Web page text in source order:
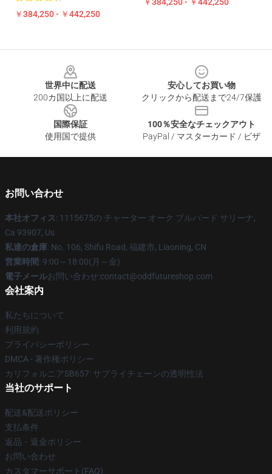
￥384,250 - ￥442,250
世界中に配送
200カ国以上に配送
安心してお買い物
クリックから配送まで24/7保護
国際保証
使用国で提供
100％安全なチェックアウト
PayPal / マスターカード / ビザ
お問い合わせ
本社オフィス: 1115675の チャーター オーク ブルバード サリーナ,
Ca 93907, Us
私達の倉庫: No. 106, Shifu Road, 福建市, Liaoning, CN
営業時間: 9:00～18:00(月～金)
電子メールお問い合わせ:contact@oddfutureshop.com
会社案内
私たちについて
利用規約
プライバシーポリシー
DMCA - 著作権ポリシー
カリフォルニアSB657: サプライチェーンの透明性法
当社のサポート
配送&配送ポリシー
支払条件
返品・返金ポリシー
お問い合わせ
カスタマーサポート(FAQ)